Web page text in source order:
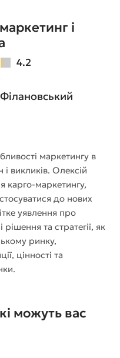
і
4.2
маркетингу в
і викликів. Олексій
карго-маркетингу,
до нових
уявлення про
та стратегії, як
ринку,
цінності та
можуть вас